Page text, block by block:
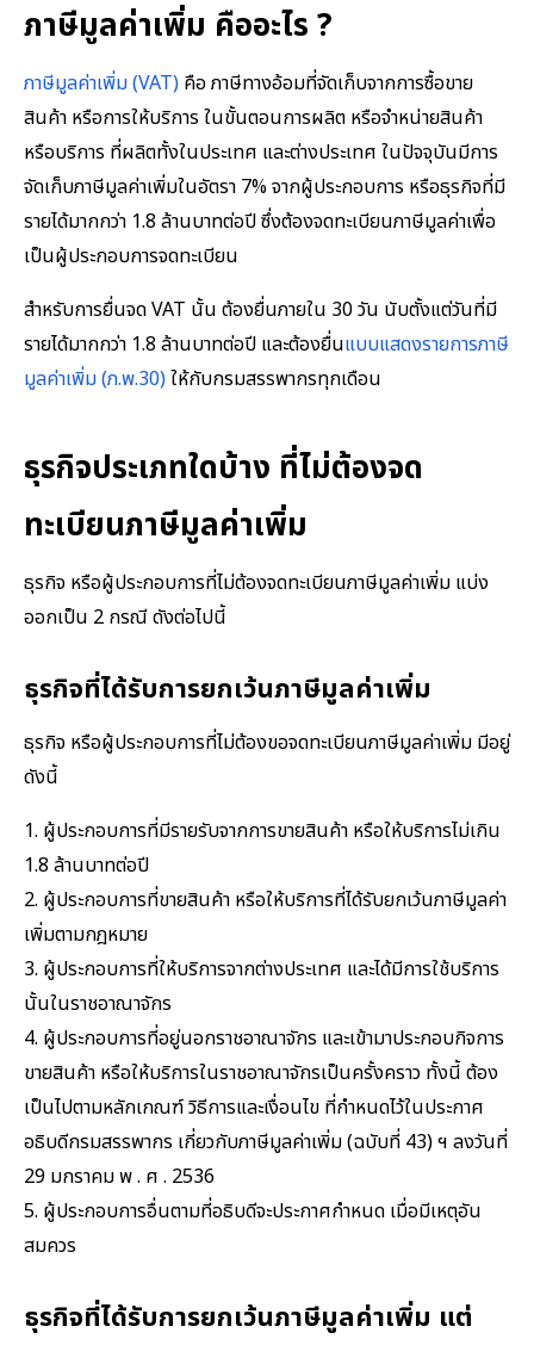
ภาษีมูลค่าเพิ่ม คืออะไร ?
ภาษีมูลค่าเพิ่ม (VAT) คือ ภาษีทางอ้อมที่จัดเก็บจากการซื้อขาย
สินค้า หรือการให้บริการ ในขั้นตอนการผลิต หรือจำหน่ายสินค้า
หรือบริการ ที่ผลิตทั้งในประเทศ และต่างประเทศ ในปัจจุบันมีการ
จัดเก็บภาษีมูลค่าเพิ่มในอัตรา 7% จากผู้ประกอบการ หรือธุรกิจที่มี
รายได้มากกว่า 1.8 ล้านบาทต่อปี ซึ่งต้องจดทะเบียนภาษีมูลค่าเพื่อ
เป็นผู้ประกอบการจดทะเบียน
สำหรับการยื่นจด VAT นั้น ต้องยื่นภายใน 30 วัน นับตั้งแต่วันที่มี
รายได้มากกว่า 1.8 ล้านบาทต่อปี และต้องยื่นแบบแสดงรายการภาษี
มูลค่าเพิ่ม (ภ.พ.30)ให้กับกรมสรรพากรทุกเดือน
ธุรกิจประเภทใดบ้าง ที่ไม่ต้องจด
ทะเบียนภาษีมูลค่าเพิ่ม
ธุรกิจ หรือผู้ประกอบการที่ไม่ต้องจดทะเบียนภาษีมูลค่าเพิ่ม แบ่ง
ออกเป็น 2 กรณี ดังต่อไปนี้
ธุรกิจที่ได้รับการยกเว้นภาษีมูลค่าเพิ่ม
ธุรกิจ หรือผู้ประกอบการที่ไม่ต้องขอจดทะเบียนภาษีมูลค่าเพิ่ม มีอยู่
ดังนี้
1. ผู้ประกอบการที่มีรายรับจากการขายสินค้า หรือให้บริการไม่เกิน
1.8 ล้านบาทต่อปี
2. ผู้ประกอบการที่ขายสินค้า หรือให้บริการที่ได้รับยกเว้นภาษีมูลค่า
เพิ่มตามกฎหมาย
3. ผู้ประกอบการที่ให้บริการจากต่างประเทศ และได้มีการใช้บริการ
นั้นในราชอาณาจักร
4. ผู้ประกอบการที่อยู่นอกราชอาณาจักร และเข้ามาประกอบกิจการ
ขายสินค้า หรือให้บริการในราชอาณาจักรเป็นครั้งคราว ทั้งนี้ ต้อง
เป็นไปตามหลักเกณฑ์ วิธีการและเงื่อนไข ที่กำหนดไว้ในประกาศ
อธิบดีกรมสรรพากร เกี่ยวกับภาษีมูลค่าเพิ่ม (ฉบับที่ 43) ฯ ลงวันที่
29 มกราคม พ . ศ . 2536
5. ผู้ประกอบการอื่นตามที่อธิบดีจะประกาศกำหนด เมื่อมีเหตุอัน
สมควร
ธุรกิจที่ได้รับการยกเว้นภาษีมูลค่าเพิ่ม แต่